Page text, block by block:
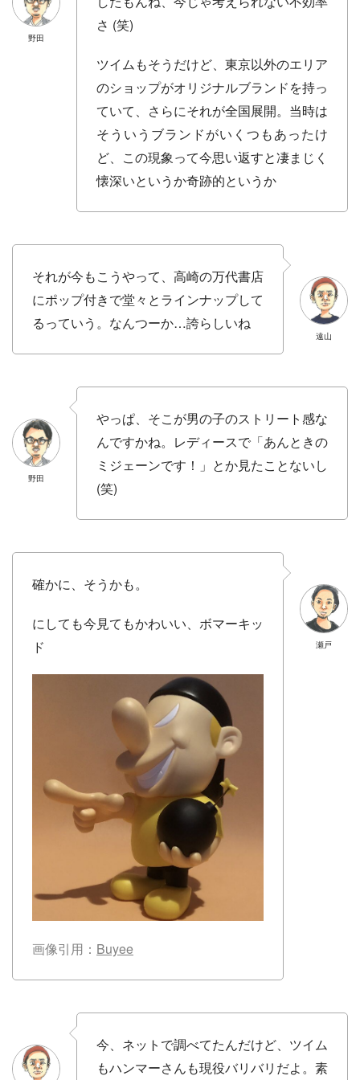
野田
さ (笑)
ツイムもそうだけど、東京以外のエリア
のショップがオリジナルブランドを持っ
ていて、さらにそれが全国展開。当時は
そういうブランドがいくつもあったけ
ど、この現象って今思い返すと凄まじく
懐深いというか奇跡的というか
遠山
それが今もこうやって、高崎の万代書店
にポップ付きで堂々とラインナップして
るっていう。なんつーか…誇らしいね
野田
やっぱ、そこが男の子のストリート感な
んですかね。レディースで「あんときの
ミジェーンです！」とか見たことないし
(笑)
瀬戸
確かに、そうかも。
にしても今見てもかわいい、ボマーキッ
ド
画像引用： Buyee
今、ネットで調べてたんだけど、ツイム
もハンマーさんも現役バリバリだよ。素